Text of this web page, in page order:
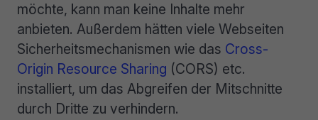
möchte, kann man keine Inhalte mehr
anbieten. Außerdem hätten viele Webseiten
Sicherheitsmechanismen wie das Cross-
Origin Resource Sharing (CORS) etc.
installiert, um das Abgreifen der Mitschnitte
durch Dritte zu verhindern.